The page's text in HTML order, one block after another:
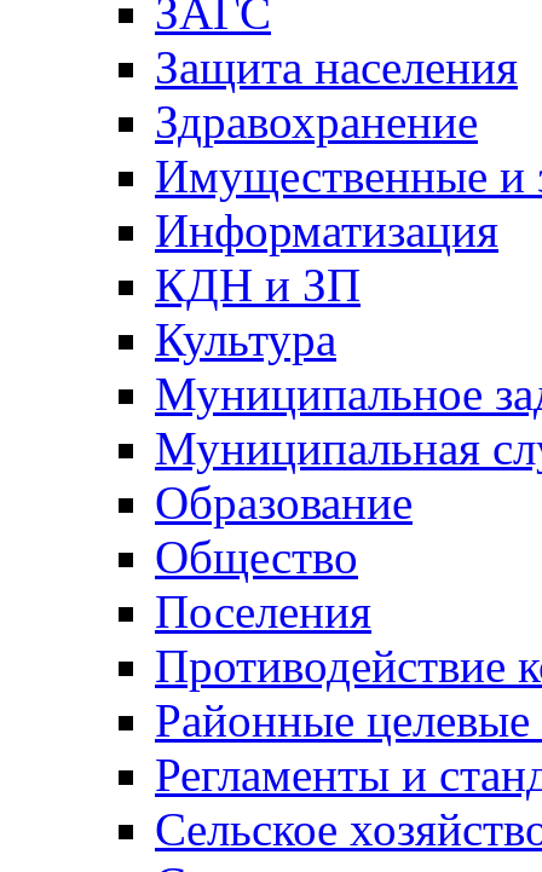
ЗАГС
Защита населения
Здравохранение
Имущественные и
Информатизация
КДН и ЗП
Культура
Муниципальное
Муниципальная
Образование
Общество
Поселения
Противодействие
Районные
Регламенты и
Сельское